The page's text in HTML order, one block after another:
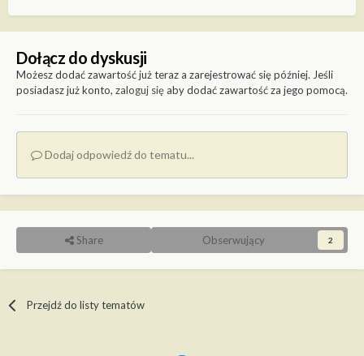
Dołącz do dyskusji
Możesz dodać zawartość już teraz a zarejestrować się później. Jeśli
posiadasz już konto, zaloguj sięaby dodać zawartość za jego pomocą.
Dodaj odpowiedź do tematu...
Share Obserwujący 2
Przejdź do listy tematów